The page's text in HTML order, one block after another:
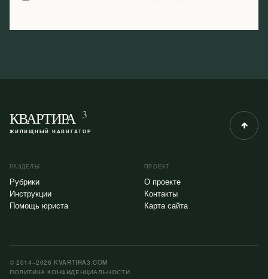
КВАРТИРА 3
ЖИЛИЩНЫЙ НАВИГАТОР
РАЗДЕЛЫ
Рубрики
Инструкции
Помощь юриста
ПРОЕКТ
О проекте
Контакты
Карта сайта
© 2014–2026 KVARTIRA3.COM
ПОЛИТИКА КОНФИДЕНЦИАЛЬНОСТИ